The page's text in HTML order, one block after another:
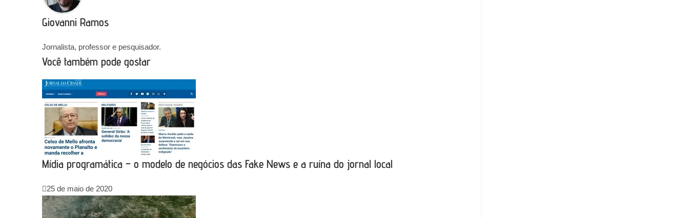
Giovanni Ramos
Jornalista, professor e pesquisador.
Você também pode gostar
Mídia programática – o modelo de negócios das Fake News e a ruína do jornal local
25 de maio de 2020